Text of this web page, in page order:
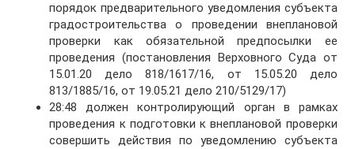
порядок предварительного уведомления субъекта
градостроительства о проведении внеплановой
проверки как обязательной предпосылки ее
проведения (постановления Верховного Суда от
15.01.20 дело 818/1617/16, от 15.05.20 дело
813/1885/16, от 19.05.21 дело 210/5129/17)
28:48 должен контролирующий орган в рамках
проведения к подготовки к внеплановой проверки
совершить действия по уведомлению субъекта